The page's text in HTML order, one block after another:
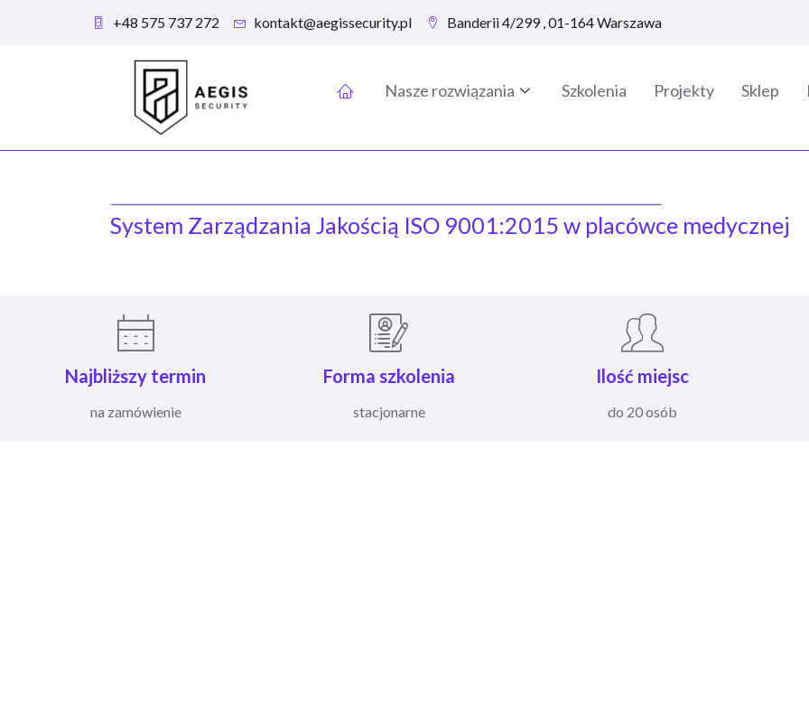
+48 575 737 272 kontakt@aegissecurity.pl Banderii 4/299 , 01-164 Warszawa
Nasze rozwiązania Szkolenia Projekty Sklep
System Zarządzania Jakością ISO 9001:2015 w placówce medycznej
Najbliższy termin
na zamówienie
Forma szkolenia
stacjonarne
Ilość miejsc
do 20 osób